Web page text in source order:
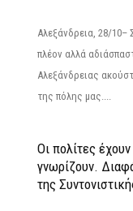
Αλεξάνδρεια, 28/
πλέον αλλά
Αλεξάνδρειας
της πόλης μας....
Οι πολίτες
γνωρίζουν.
της